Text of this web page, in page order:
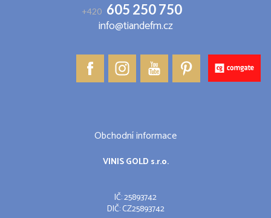
+420 605 250 750
info@tiandefm.cz
Obchodní informace
VINIS GOLD s.r.o.
IČ: 25893742
DIČ: CZ25893742